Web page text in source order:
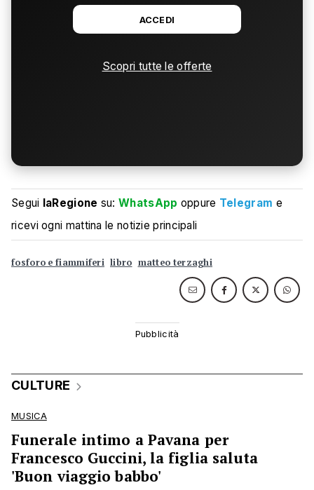
ACCEDI
Scopri tutte le offerte
Segui laRegione su:WhatsApp oppure Telegram e
ricevi ogni mattina le notizie principali
fosforo e fiammiferi libro matteo terzaghi
CULTURE
MUSICA
Funerale intimo a Pavana per
Francesco Guccini, la figlia saluta
'Buon viaggio babbo'